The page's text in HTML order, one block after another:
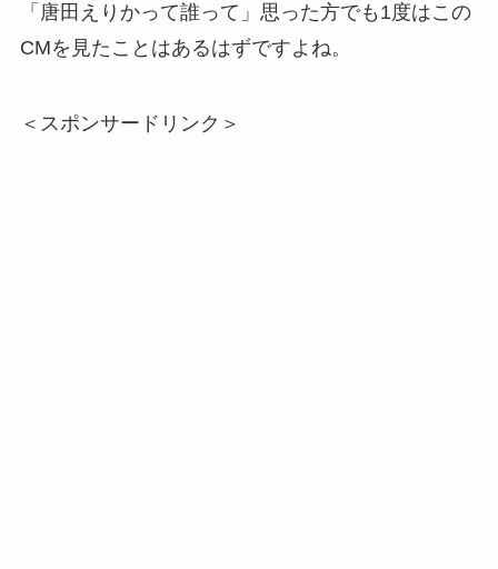
「唐田えりかって誰って」思った方でも1度はこの
CMを見たことはあるはずですよね。
＜スポンサードリンク＞